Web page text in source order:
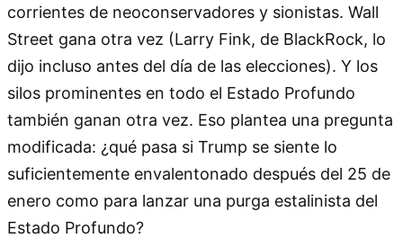
corrientes de neoconservadores y sionistas. Wall
Street gana otra vez (Larry Fink, de BlackRock, lo
dijo incluso antes del día de las elecciones). Y los
silos prominentes en todo el Estado Profundo
también ganan otra vez. Eso plantea una pregunta
modificada: ¿qué pasa si Trump se siente lo
suficientemente envalentonado después del 25 de
enero como para lanzar una purga estalinista del
Estado Profundo?